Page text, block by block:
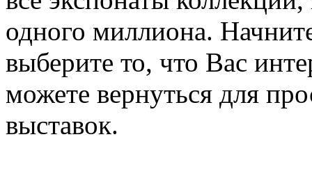
одного миллиона.
выберите то, что Вас
можете вернуться для
выставок.